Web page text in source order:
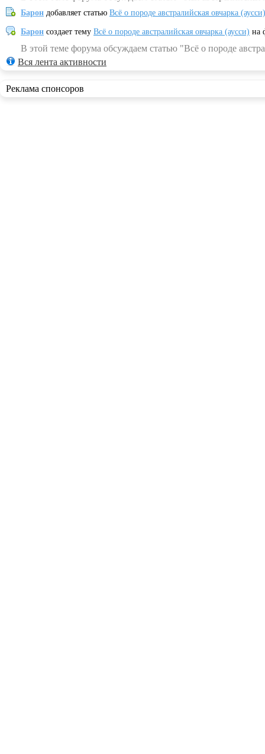
Барон добавляет статью Всё о породе австралийская овчарка (аусси)
Барон создает тему Всё о породе австралийская овчарка (аусси) на
В этой теме форума обсуждаем статью "Всё о породе
Вся лента активности
Реклама спонсоров